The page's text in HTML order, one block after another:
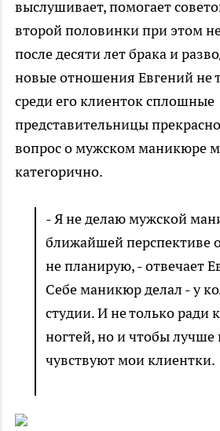
выслушивает, помогает
второй половинки при этом
после десяти лет брака и
новые отношения Евгений не
среди его клиенток сплошные
представительницы
вопрос о мужском маникюре
категорично.
- Я не делаю мужской
ближайшей перспективе
не планирую, - отвечает
Себе маникюр делал - у
студии. И не только ради
ногтей, но и чтобы лучше
чувствуют мои клиентки.